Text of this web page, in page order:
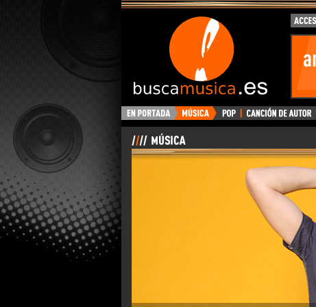
BuscaMusica.es